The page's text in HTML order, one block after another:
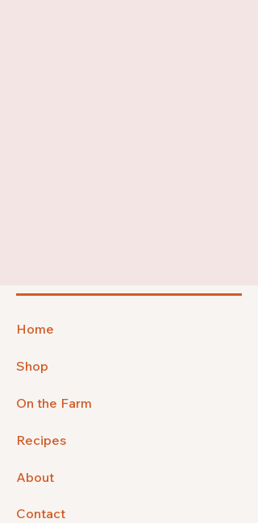
Home
Shop
On the Farm
Recipes
About
Contact